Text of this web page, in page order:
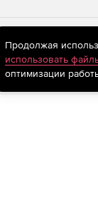
store.softline.ru
сведений,
Продолжая
использовать
оптимизации